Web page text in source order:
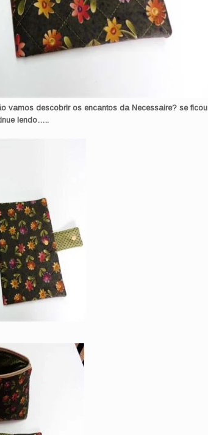
vamos descobrir os encantos da Necessaire? se ficou
lendo…..